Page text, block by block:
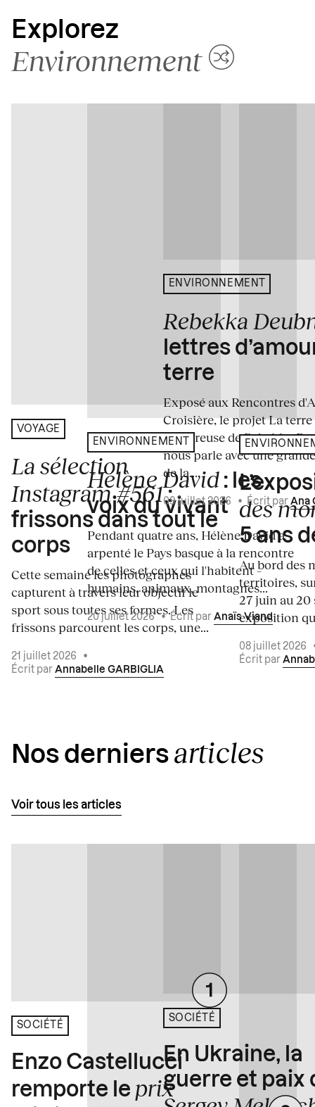
Explorez
Environnement
VOYAGE
La sélection
Instagram #561:
frissons dans tout le
corps
Cette semaine les photographes
capturent à travers leur objectif le
sport sous toutes ses formes. Les
frissons parcourent les corps, une...
21 juillet 2026
•
Écrit par Annabelle GARBIGLIA
ENVIRONNEMENT
Hélène David : les
voix du vivant
Pendant quatre ans, Hélène David a
arpenté le Pays basque à la rencontre
de celles et ceux qui l'habitent –
humains, animaux, montagnes...
20 juillet 2026•Écrit par Anaïs Viand
ENVIRONNEMENT
Rebekka
lettres
terre
Exposé aux Rencontres
Croisière, le projet La terre
amoureuse de Rebekka
nous parle avec une
de la...
09 juillet 2026 • Écrit par Ana
des
5 ans
Au bord des
territoires,
27 juin au 20
exposition
08 juillet 2026
Écrit par
Nos derniers articles
Voir tous les articles
SOCIÉTÉ
Enzo Castellucci
remporte le prix
SOCIÉTÉ
En Ukraine, la
guerre et paix